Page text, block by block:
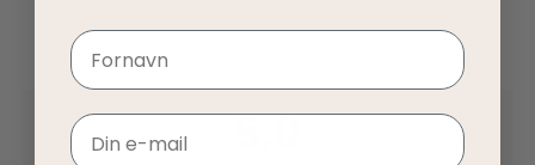
5,0
Navn
Email